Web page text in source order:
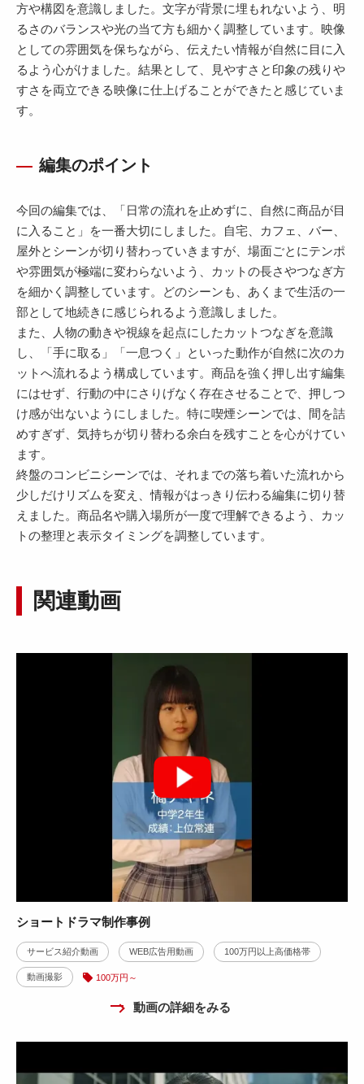
方や構図を意識しました。文字が背景に埋もれないよう、明
るさのバランスや光の当て方も細かく調整しています。映像
としての雰囲気を保ちながら、伝えたい情報が自然に目に入
るよう心がけました。結果として、見やすさと印象の残りや
すさを両立できる映像に仕上げることができたと感じていま
す。
編集のポイント
今回の編集では、「日常の流れを止めずに、自然に商品が目
に入ること」を一番大切にしました。自宅、カフェ、バー、
屋外とシーンが切り替わっていきますが、場面ごとにテンポ
や雰囲気が極端に変わらないよう、カットの長さやつなぎ方
を細かく調整しています。どのシーンも、あくまで生活の一
部として地続きに感じられるよう意識しました。
また、人物の動きや視線を起点にしたカットつなぎを意識
し、「手に取る」「一息つく」といった動作が自然に次のカ
ットへ流れるよう構成しています。商品を強く押し出す編集
にはせず、行動の中にさりげなく存在させることで、押しつ
け感が出ないようにしました。特に喫煙シーンでは、間を詰
めすぎず、気持ちが切り替わる余白を残すことを心がけてい
ます。
終盤のコンビニシーンでは、それまでの落ち着いた流れから
少しだけリズムを変え、情報がはっきり伝わる編集に切り替
えました。商品名や購入場所が一度で理解できるよう、カッ
トの整理と表示タイミングを調整しています。
関連動画
ショートドラマ制作事例
サービス紹介動画 WEB広告用動画 100万円以上高価格帯
動画撮影 100万円～
動画の詳細をみる